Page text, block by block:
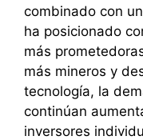
combinado con
ha posicionado
más
más mineros y
tecnología, la
continúan
inversores